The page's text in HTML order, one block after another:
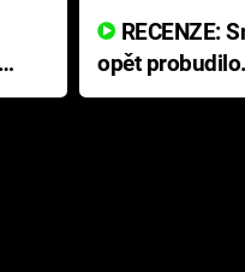
opět
přichází s